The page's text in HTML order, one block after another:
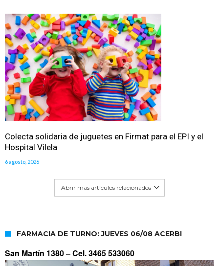
Colecta solidaria de juguetes en Firmat para el EPI y el
Hospital Vilela
6 agosto, 2026
Abrir mas artículos relacionados
FARMACIA DE TURNO: JUEVES 06/08 ACERBI
San Martín 1380 –Cel. 3465 533060